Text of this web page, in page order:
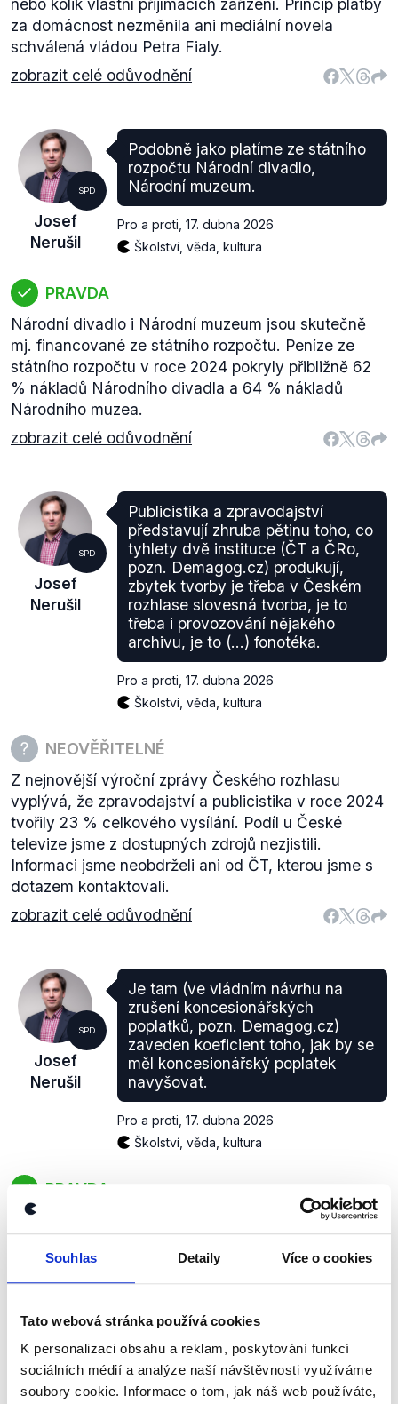
Souhlas Detaily Více o cookies
Tato webová stránka používá cookies
K personalizaci obsahu a reklam, poskytování funkcí
sociálních médií a analýze naší návštěvnosti využíváme
soubory cookie. Informace o tom, jak náš web používáte,
nebo kolik vlastní přijímacích zařízení. Princip platby
za domácnost nezměnila ani mediální novela
schválená vládou Petra Fialy.
zobrazit celé odůvodnění
SPD
Josef
Nerušil
Podobně jako platíme ze státního
rozpočtu Národní divadlo,
Národní muzeum.
Pro a proti 17. dubna 2026
Školství, věda, kultura
PRAVDA
Národní divadlo i Národní muzeum jsou skutečně
mj. financované ze státního rozpočtu. Peníze ze
státního rozpočtu v roce 2024 pokryly přibližně 62
% nákladů Národního divadla a 64 % nákladů
Národního muzea.
zobrazit celé odůvodnění
SPD
Josef
Nerušil
Publicistika a zpravodajství
představují zhruba pětinu toho, co
tyhlety dvě instituce (ČT a ČRo,
pozn. Demagog.cz) produkují,
zbytek tvorby je třeba v Českém
rozhlase slovesná tvorba, je to
třeba i provozování nějakého
archivu, je to (…) fonotéka.
Pro a proti 17. dubna 2026
Školství, věda, kultura
NEOVĚŘITELNÉ
Z nejnovější výroční zprávy Českého rozhlasu
vyplývá, že zpravodajství a publicistika v roce 2024
tvořily 23 % celkového vysílání. Podíl u České
televize jsme z dostupných zdrojů nezjistili.
Informaci jsme neobdrželi ani od ČT, kterou jsme s
dotazem kontaktovali.
zobrazit celé odůvodnění
SPD
Josef
Nerušil
Je tam (ve vládním návrhu na
zrušení koncesionářských
poplatků, pozn. Demagog.cz)
zaveden koeficient toho, jak by se
měl koncesionářský poplatek
navyšovat.
Pro a proti 17. dubna 2026
Školství, věda, kultura
PRAVDA
Nerušil mluví o vládním návrhu zákona, jehož cílem
poukazuje na navyšování částek ze státního
rozpočtu pro ČT a ČRo. Ty mají od roku 2028
předminulého roku, nejvýše však o 5 % ročně.
zobrazit celé odůvodnění